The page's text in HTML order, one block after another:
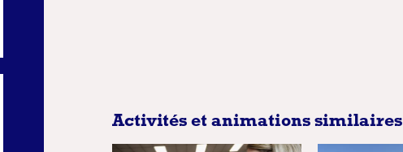
Activités et animations similaires